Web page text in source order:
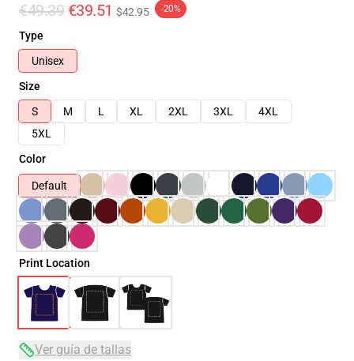
€49.39 €39.51 $42.95 -20%
Type
Unisex
Size
S
M L XL 2XL 3XL
4XL
5XL
Color
Default
Print Location
Ver guía de tallas